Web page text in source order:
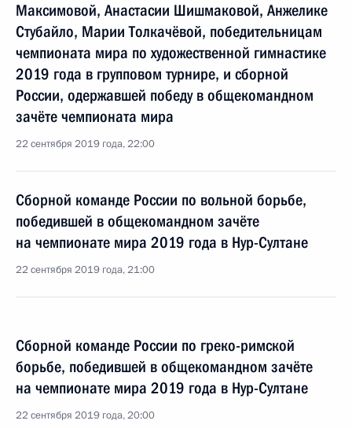
Максимовой, Анастасии Шишмаковой, Анжелике
Стубайло, Марии Толкачёвой, победительницам
чемпионата мира по художественной гимнастике
2019 года в групповом турнире, и сборной
России, одержавшей победу в общекомандном
зачёте чемпионата мира
22 сентября 2019 года, 22:00
Сборной команде России по вольной борьбе,
победившей в общекомандном зачёте
на чемпионате мира 2019 года в Нур-Султане
22 сентября 2019 года, 21:00
Сборной команде России по греко-римской
борьбе, победившей в общекомандном зачёте
на чемпионате мира 2019 года в Нур-Султане
22 сентября 2019 года, 20:00